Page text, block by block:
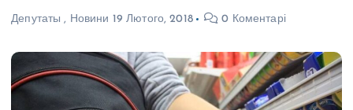
Депутаты , Новини 19 Лютого, 2018 0 Коментарі